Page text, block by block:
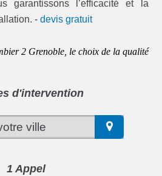
garantissons l’efficacité et la
-devis gratuit
2 Grenoble, le choix de la qualité
d'intervention
1 Appel